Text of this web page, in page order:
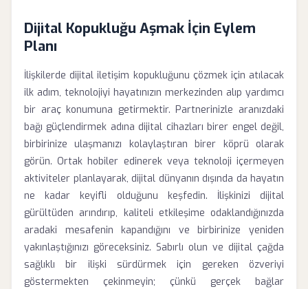
Dijital Kopukluğu Aşmak İçin Eylem
Planı
İlişkilerde dijital iletişim kopukluğunu çözmek için atılacak
ilk adım, teknolojiyi hayatınızın merkezinden alıp yardımcı
bir araç konumuna getirmektir. Partnerinizle aranızdaki
bağı güçlendirmek adına dijital cihazları birer engel değil,
birbirinize ulaşmanızı kolaylaştıran birer köprü olarak
görün. Ortak hobiler edinerek veya teknoloji içermeyen
aktiviteler planlayarak, dijital dünyanın dışında da hayatın
ne kadar keyifli olduğunu keşfedin. İlişkinizi dijital
gürültüden arındırıp, kaliteli etkileşime odaklandığınızda
aradaki mesafenin kapandığını ve birbirinize yeniden
yakınlaştığınızı göreceksiniz. Sabırlı olun ve dijital çağda
sağlıklı bir ilişki sürdürmek için gereken özveriyi
göstermekten çekinmeyin; çünkü gerçek bağlar